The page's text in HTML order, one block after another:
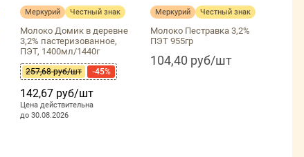
Меркурий Честный знак
Молоко Домик в деревне
3,2% пастеризованное,
ПЭТ, 1400мл/1440г
257,68 руб/шт -45%
142,67 руб/шт
Цена действительна
до 30.08.2026
Меркурий Честный знак
Молоко Пестравка 3,2%
ПЭТ 955гр
104,40 руб/шт